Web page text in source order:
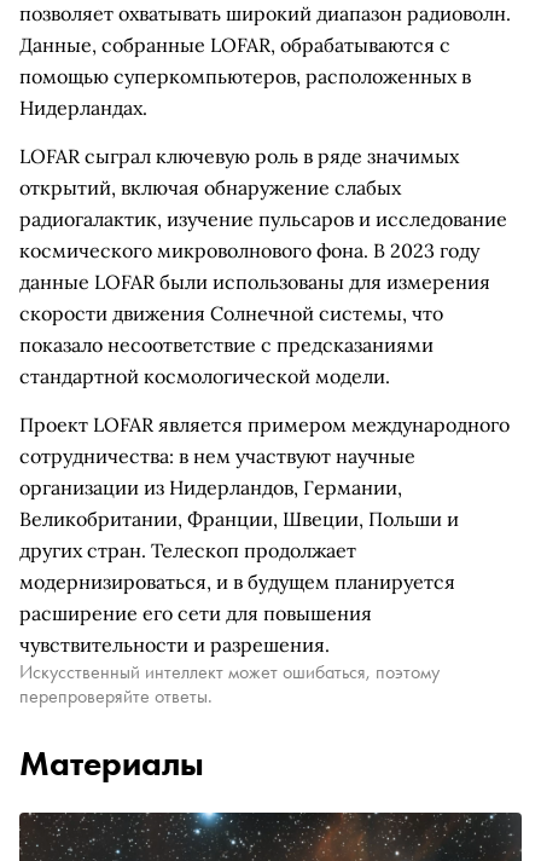
позволяет охватывать широкий диапазон радиоволн.
Данные, собранные LOFAR, обрабатываются с
помощью суперкомпьютеров, расположенных в
Нидерландах.
LOFAR сыграл ключевую роль в ряде значимых
открытий, включая обнаружение слабых
радиогалактик, изучение пульсаров и исследование
космического микроволнового фона. В 2023 году
данные LOFAR были использованы для измерения
скорости движения Солнечной системы, что
показало несоответствие с предсказаниями
стандартной космологической модели.
Проект LOFAR является примером международного
сотрудничества: в нем участвуют научные
организации из Нидерландов, Германии,
Великобритании, Франции, Швеции, Польши и
других стран. Телескоп продолжает
модернизироваться, и в будущем планируется
расширение его сети для повышения
чувствительности и разрешения.
Искусственный интеллект может ошибаться, поэтому
перепроверяйте ответы.
Материалы